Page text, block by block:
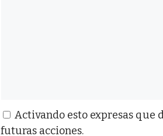
Activando esto expresas que
futuras acciones.